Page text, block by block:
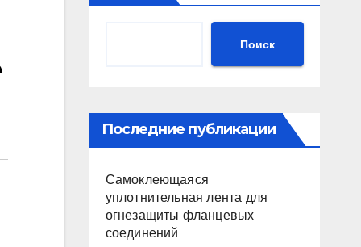
Поиск
Последние публикации
Самоклеющаяся
уплотнительная лента для
огнезащиты фланцевых
соединений